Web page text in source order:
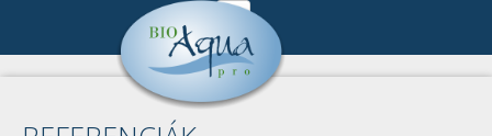
Cégünk
Referenciák
DSC_0351.jpg